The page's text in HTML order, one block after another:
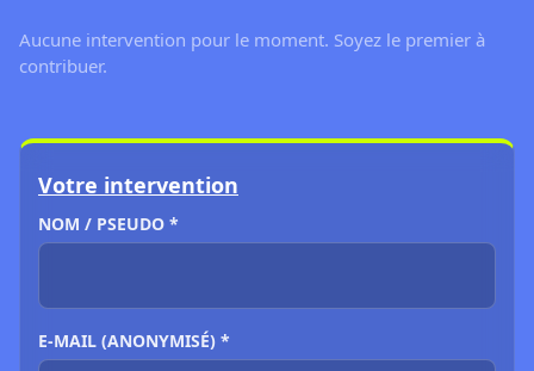
Aucune intervention pour le moment. Soyez le premier à
contribuer.
Votre intervention
NOM / PSEUDO *
E-MAIL (ANONYMISÉ) *